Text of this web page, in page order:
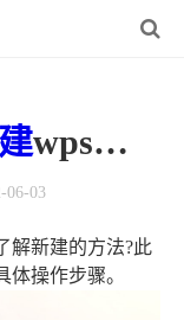
wps（电脑鼠标右键新建）
06-03
解新建的方法?此
操作步骤。